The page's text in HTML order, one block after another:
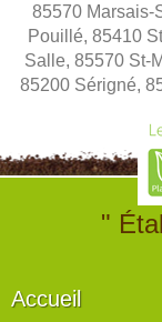
85570 Marsais-
Pouillé, 85410
Salle, 85570 St-
85200 Sérigné,
"
Accueil